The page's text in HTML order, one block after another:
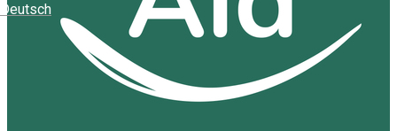
Deutsch